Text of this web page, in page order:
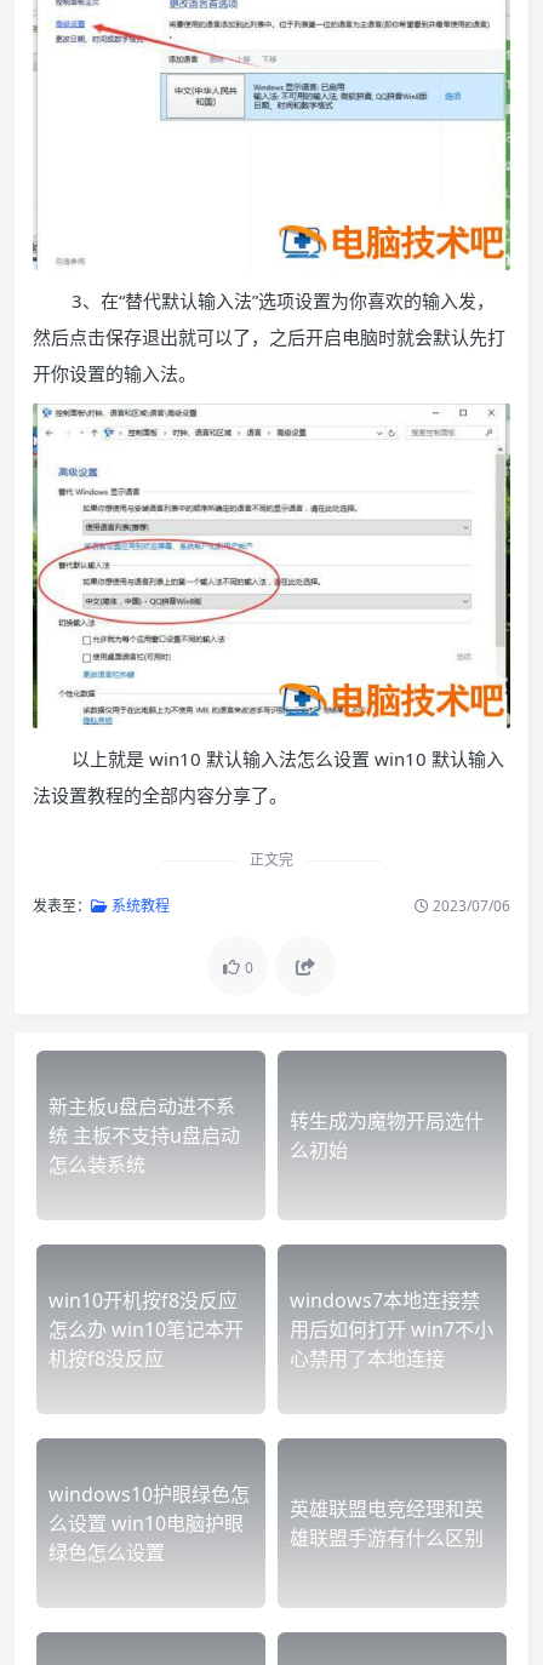
3、在“替代默认输入法”选项设置为你喜欢的输入发，
然后点击保存退出就可以了，之后开启电脑时就会默认先打
开你设置的输入法。
以上就是 win10 默认输入法怎么设置 win10 默认输入
法设置教程的全部内容分享了。
正文完
发表至： 系统教程 2023/07/06
0
新主板u盘启动进不系
统 主板不支持u盘启动
怎么装系统
转生成为魔物开局选什
么初始
win10开机按f8没反应
怎么办 win10笔记本开
机按f8没反应
windows7本地连接禁
用后如何打开 win7不小
心禁用了本地连接
windows10护眼绿色怎
么设置 win10电脑护眼
绿色怎么设置
英雄联盟电竞经理和英
雄联盟手游有什么区别